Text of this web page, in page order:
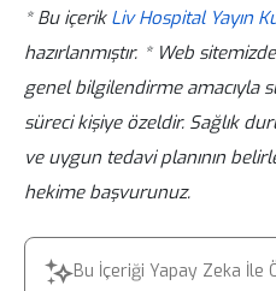
olmak üzere kalp
rahatsızlıkları,
bozuklukları gibi pek
belirtisi olabilir.
* Bu içerik Liv Hospital Yayın
hazırlanmıştır. * Web
genel bilgilendirme amacıyla
süreci kişiye özeldir. Sağlık
ve uygun tedavi planının
hekime başvurunuz.
Bu İçeriği Yapay Zeka İle